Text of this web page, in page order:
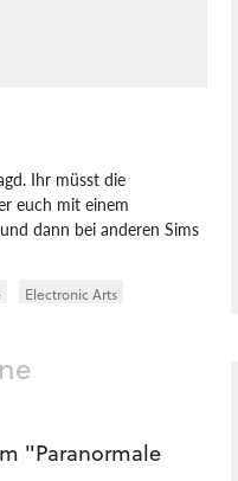
Ihr müsst die
euch mit einem
dann bei anderen Sims
Electronic Arts
"Paranormale